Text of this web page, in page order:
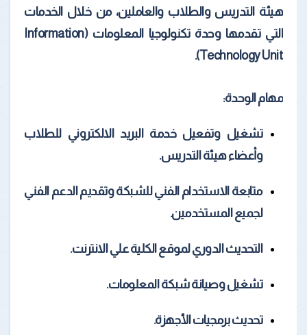
هيئة التدريس والطلاب والعاملين، من خلال الخدمات
التي تقدمها وحدة تكنولوجيا المعلومات (Information
Technology Unit).
مهام الوحدة:
تشغيل وتفعيل خدمة البريد الالكتروني للطلاب
وأعضاء هيئة التدريس.
متابعة الاستخدام الفني للشبكة وتقديم الدعم الفني
لجميع المستخدمين.
التحديث الدوري لموقع الكلية علي الانترنت.
تشغيل وصيانة شبكة المعلومات.
تحديث برمجيات الأجهزة.